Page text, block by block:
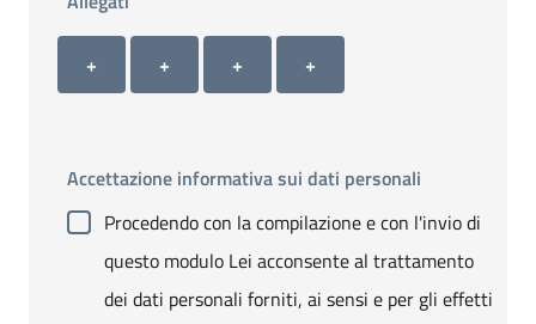
Allegato 1
+
Allegato 2
+
Allegato 3
+
Allegato 4
+
Accettazione informativa sui dati personali
Procedendo con la compilazione e con l'invio di
questo modulo Lei acconsente al trattamento
dei dati personali forniti, ai sensi e per gli effetti